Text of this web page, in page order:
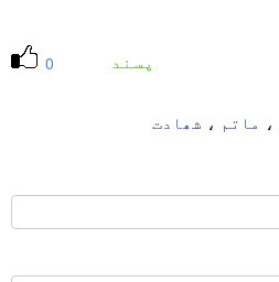
0 پسند
، ماتم ، شھادت